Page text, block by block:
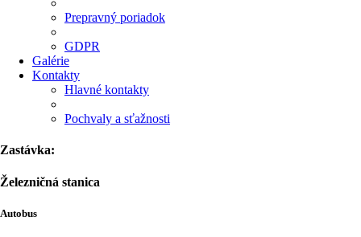
Prepravný poriadok
GDPR
Galérie
Kontakty
Hlavné kontakty
Pochvaly a sťažnosti
Zastávka:
Železničná stanica
Autobus